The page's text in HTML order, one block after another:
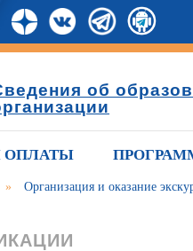
об
ОПЛАТЫ
» Организация и оказание